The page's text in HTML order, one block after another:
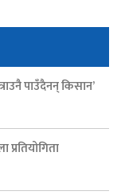
पाउँदैनन् किसान’